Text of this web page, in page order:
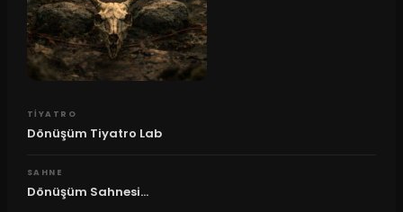
TIYATRO
Dönüşüm Tiyatro Lab
SAHNE
Dönüşüm Sahnesi...